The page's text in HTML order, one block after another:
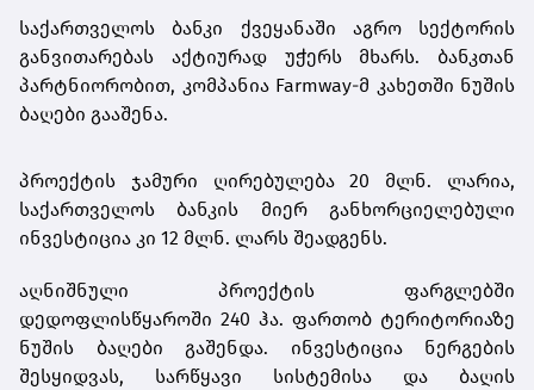
საქართველოს ბანკი ქვეყანაში აგრო სექტორის
განვითარებას აქტიურად უჭერს მხარს. ბანკთან
პარტნიორობით, კომპანია Farmway-მ კახეთში ნუშის
ბაღები გააშენა.
პროექტის ჯამური ღირებულება 20 მლნ. ლარია,
საქართველოს ბანკის მიერ განხორციელებული
ინვესტიცია კი 12 მლნ. ლარს შეადგენს.
აღნიშნული პროექტის ფარგლებში
დედოფლისწყაროში 240 ჰა. ფართობ ტერიტორიაზე
ნუშის ბაღები გაშენდა. ინვესტიცია ნერგების
შესყიდვას, სარწყავი სისტემისა და ბაღის